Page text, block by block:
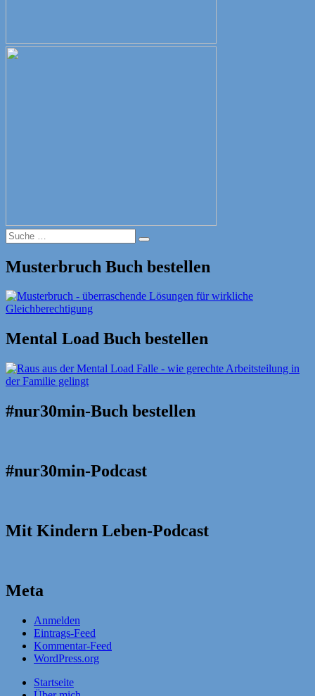
Suche
nach:
Suche
Musterbruch Buch bestellen
Mental Load Buch bestellen
#nur30min-Buch bestellen
#nur30min-Podcast
Mit Kindern Leben-Podcast
Meta
Anmelden
Eintrags-Feed
Kommentar-Feed
WordPress.org
Startseite